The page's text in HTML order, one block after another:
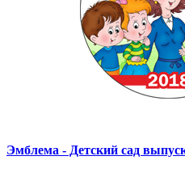
Эмблема ‑ Детский сад